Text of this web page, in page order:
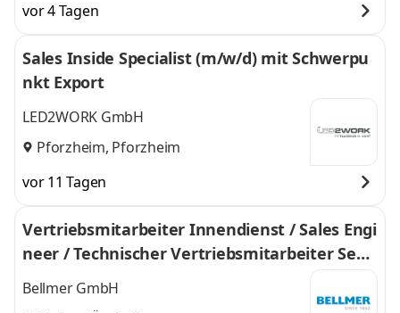
Duisburg,
Düsseldorf, Köln,
Tübingen,
Stuttgart,
Karlsruhe,
Tübingen, Stuttgart,
Pforzheim, Karlsruhe
vor 4 Tagen
Sales Inside Specialist (m/w/d) mit Schwerpu
nkt Export
LED2WORK GmbH
Pforzheim, Pforzheim
vor 11 Tagen
Vertriebsmitarbeiter Innendienst / Sales Engi
neer / Technischer Vertriebsmitarbeiter Sepa
ration Technology (m/w/d)
Bellmer GmbH